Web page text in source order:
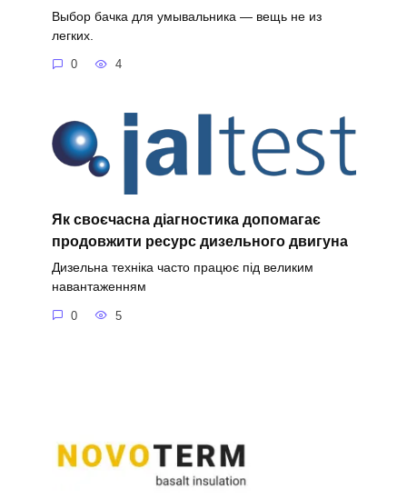
Выбор бачка для умывальника — вещь не из
легких.
0 4
Як своєчасна діагностика допомагає
продовжити ресурс дизельного двигуна
Дизельна техніка часто працює під великим
навантаженням
0 5